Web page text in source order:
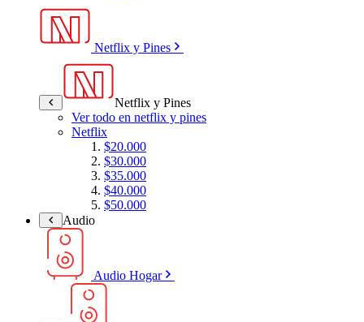
Netflix y Pines
Netflix y Pines
Ver todo en netflix y pines
Netflix
$20.000
$30.000
$35.000
$40.000
$50.000
Audio
Audio Hogar